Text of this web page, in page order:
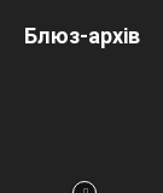
Блюз-архів